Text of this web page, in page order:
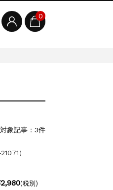
0
対象記事：3件
）
(税別)